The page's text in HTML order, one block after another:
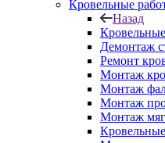
Кровельные
Назад
Демонтаж
Ремонт
Монтаж
Монтаж
Монтаж
Монтаж